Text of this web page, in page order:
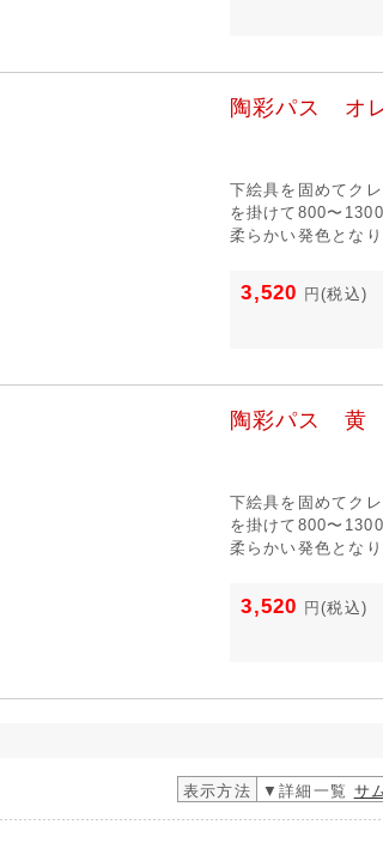
陶彩パス オ
下絵具を固めてク
を掛けて800〜
柔らかい発色となり
3,520 円(税込)
陶彩パス 黄
下絵具を固めてク
を掛けて800〜
柔らかい発色となり
3,520 円(税込)
表示方法 ▼詳細一覧 サ